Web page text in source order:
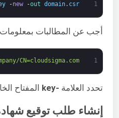
1
-new -out domain. csr
أجب عن المطالبات بمعلومات CSR الخاصة بك. اختياريًا، يمكنك إضافة
1
CN=cloudsigma.com"
تحدد العلامة -key المفتاح
إنشاء طلب توقيع